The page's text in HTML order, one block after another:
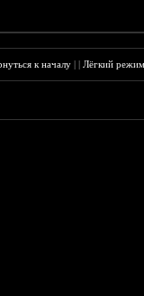
к началу ||Лёгкий